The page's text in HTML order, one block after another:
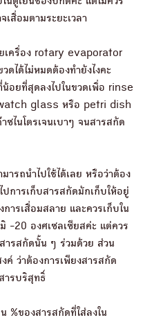
เสื่อมตามระยะเวลา
เครื่อง rotary evaporator
ดได้ไม่หมดต้องทำยังไงคะ
อยที่สุดลงไปในขวดเพื่อ rinse
watch glass หรือ petri dish
ซไนโตรเจนเบาๆ จนสารสกัด
ารถนำไปใช้ได้เลย หรือว่าต้อง
การเก็บสารสกัดมักเก็บให้อยู่
ารเสื่อมสลาย และควรเก็บใน
-20 องศเซลเซียสค่ะ แต่ควร
รสกัดนั้น ๆ ร่วมด้วย ส่วน
ค์ ว่าต้องการเพียงสารสกัด
ารบริสุทธิ์
%ของสารสกัดที่ใส่ลงใน